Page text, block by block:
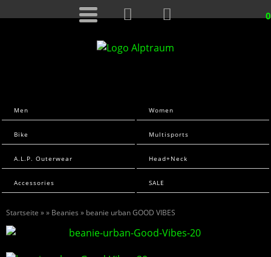
0
Men Women
Bike Multisports
A.L.P. Outerwear Head+Neck
Accessories SALE
Startseite »» Beanies » beanie urban GOOD VIBES